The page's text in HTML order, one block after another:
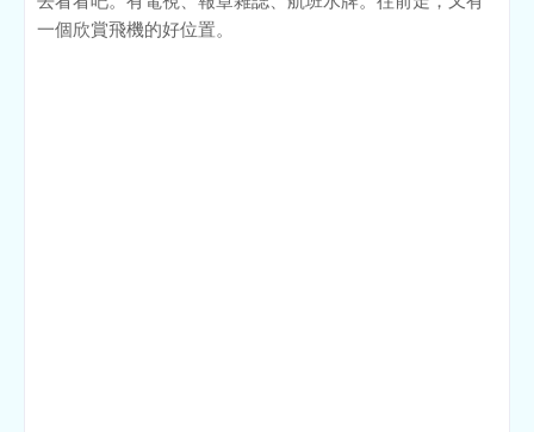
一個欣賞飛機的好位置。